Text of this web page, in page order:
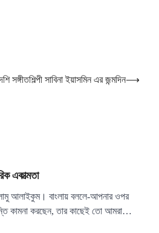
সঙ্গীতশিল্পী সাবিনা ইয়াসমিন এর জন্মদিন⟶
একাত্মতা
আলাইকুম। বাংলায় বললে-আপনার ওপর
কামনা করছেন, তার কাছেই তো আমরা…